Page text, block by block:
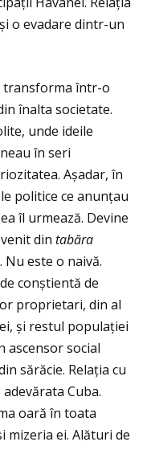
o evadare dintr-un
transforma într-o
înalta societate.
unde ideile
în seri
Așadar, în
politice ce anunţau
îl urmează. Devine
din tabăra
Nu este o naivă.
conștientă de
proprietari, din al
și restul populaţiei
ascensor social
sărăcie. Relaţia cu
Cuba.
oară în toata
mizeria ei. Alături de